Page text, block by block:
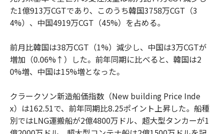
た1億913万CGTであり、このうち韓国3758万CGT（3
4%）、中国4919万CGT（45%）を占める。
前月比韓国は38万CGT（1%）減少し、中国は3万CGTが
増加（0.06%↑）した。前年同期に比べると、韓国は2
0%増、中国は15%増となった。
クラークソン新造船価指数（New building Price Inde
x）は162.51で、前年同期比8.25ポイント上昇した。船種
別ではLNG運搬船が2億4800万ドル、超大型タンカーが1